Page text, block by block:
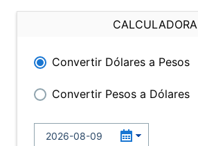
CALCULADORA
Convertir Dólares a Pesos
Convertir Pesos a Dólares